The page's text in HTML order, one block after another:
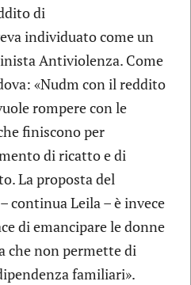
di
individuato come un
Antiviolenza. Come
«Nudm con il reddito
rompere con le
finiscono per
di ricatto e di
La proposta del
continua Leila – è invece
di emancipare le donne
che non permette di
familiari».